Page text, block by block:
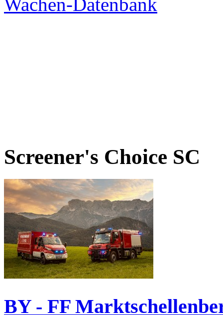
Screener's Choice SC
BY - FF